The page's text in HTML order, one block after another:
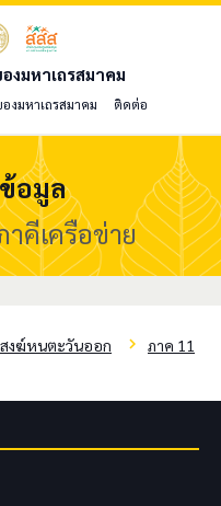
งมหาเถรสมาคม
งมหาเถรสมาคม ติดต่อ
อมูล
คีเครือข่าย
งฆ์หนตะวันออก chevron_right ภาค 11